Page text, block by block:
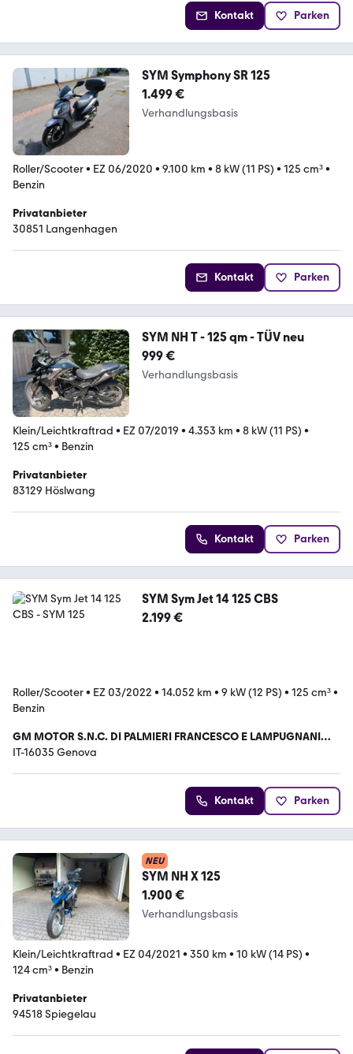
Kontakt Parken
SYM Symphony SR 125
1.499 €
Verhandlungsbasis
Roller/Scooter• EZ 06/2020 • 9.100 km • 8 kW (11 PS) • 125 cm³•
Benzin
Privatanbieter
30851 Langenhagen
Kontakt Parken
SYM NH T - 125 qm - TÜV neu
999 €
Verhandlungsbasis
Klein/Leichtkraftrad • EZ 07/2019 • 4.353 km • 8 kW (11 PS) •
125 cm³• Benzin
Privatanbieter
83129 Höslwang
Kontakt Parken
SYM Sym Jet 14 125 CBS
2.199 €
Roller/Scooter• EZ 03/2022 • 14.052 km • 9 kW (12 PS) • 125 cm³•
Benzin
GM MOTOR S.N.C. DI PALMIERI FRANCESCO E LAMPUGNANI
LUCA
IT-16035 Genova
Kontakt Parken
NEU
SYM NH X 125
1.900 €
Verhandlungsbasis
Klein/Leichtkraftrad • EZ 04/2021 • 350 km • 10 kW (14 PS) •
124 cm³• Benzin
Privatanbieter
94518 Spiegelau